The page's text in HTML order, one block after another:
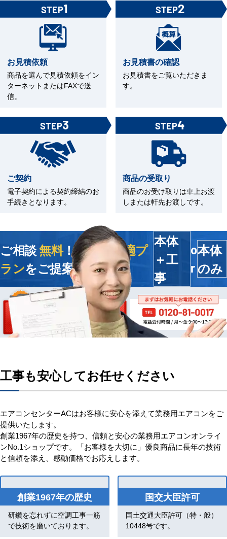
STEP1
お見積依頼
商品を選んで見積依頼をイン
ターネットまたはFAXで送
信。
STEP2
お見積書の確認
お見積書をご覧いただきま
す。
STEP3
ご契約
電子契約による契約締結のお
手続きとなります。
STEP4
商品の受取り
商品のお受け取りは車上お渡
しまたは軒先お渡しです。
ご相談無料！今すぐ
最適プ
ランをご提案します
本体
＋工
事
o
r
本体
のみ
工事も安心してお任せください
エアコンセンターACはお客様に安心を添えて業務用エアコンをご
提供いたします。
創業1967年の歴史を持つ、信頼と安心の業務用エアコンオンライ
ンNo.1ショップです。「お客様を大切に」優良商品に長年の技術
と信頼を添え、感動価格でお応えします。
創業1967年の歴史
研鑽を忘れずに空調工事一筋
で技術を磨いております。
国交大臣許可
国土交通大臣許可（特・般）
10448号です。